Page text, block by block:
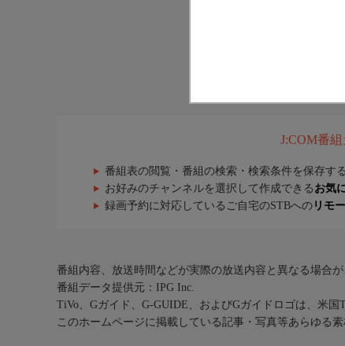
J:COM番
番組表の閲覧・番組の検索・検索条件を保存す
お好みのチャンネルを選択して作成できる お気
録画予約に対応しているご自宅のSTBへの リモ
番組内容、放送時間などが実際の放送内容と異なる場合が
番組データ提供元：IPG Inc.
TiVo、Gガイド、G-GUIDE、およびGガイドロゴは、米
このホームページに掲載している記事・写真等あらゆる